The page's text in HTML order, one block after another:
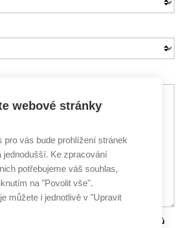
postarali výrobci stavebních materiálů
webové stránky
pro vás bude prohlížení stránek
jednodušší. Ke zpracování
potřebujeme váš souhlas,
na "Povolit vše".
můžete i jednotlivě v "Upravit